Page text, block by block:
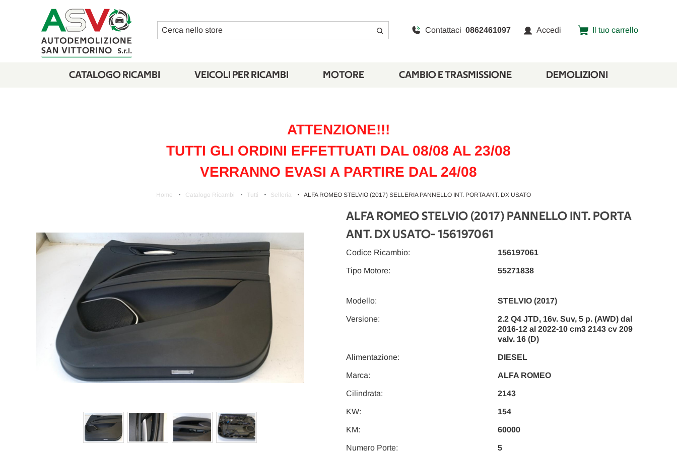
Cerca Contattaci 0862461097 Accedi Il tuo carrello
CATALOGO RICAMBI VEICOLI PER RICAMBI MOTORE CAMBIO E TRASMISSIONE DEMOLIZIONI
ATTENZIONE!!!
TUTTI GLI ORDINI EFFETTUATI DAL 08/08 AL 23/08
VERRANNO EVASI A PARTIRE DAL 24/08
Home Catalogo Ricambi Tutti Selleria ALFA ROMEO STELVIO (2017) SELLERIA PANNELLO INT. PORTA ANT. DX USATO
ALFA ROMEO STELVIO (2017) PANNELLO INT. PORTA
ANT. DX USATO- 156197061
Modello: STELVIO (2017)
Versione:
2.2 Q4 JTD, 16v. Suv, 5 p. (AWD) dal
2016-12 al 2022-10 cm3 2143 cv 209
valv. 16 (D)
Codice Ricambio: 156197061
Cilindrata: 2143
Alimentazione: DIESEL
Tipo Motore: 55271838
Marca: ALFA ROMEO
KW: 154
KM: 60000
Numero Porte: 5